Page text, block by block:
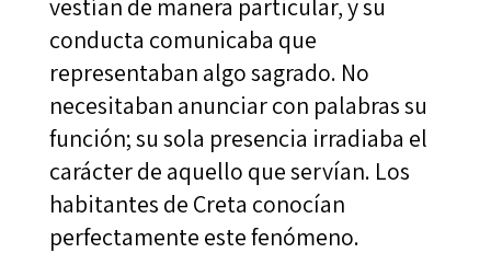
vestían de manera particular, y su
conducta comunicaba que
representaban algo sagrado. No
necesitaban anunciar con palabras su
función; su sola presencia irradiaba el
carácter de aquello que servían. Los
habitantes de Creta conocían
perfectamente este fenómeno.